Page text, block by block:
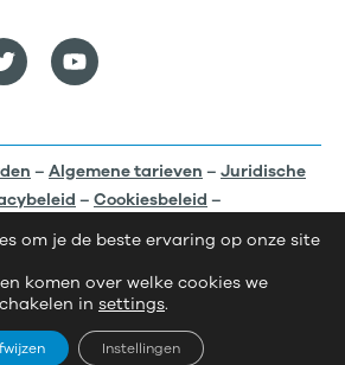
– Algemene tarieven – Juridische
– Cookiesbeleid –
Webdesign Minimalgraphics |
Studio
om je de beste ervaring op onze site
komen over welke cookies we
in settings.
Instellingen